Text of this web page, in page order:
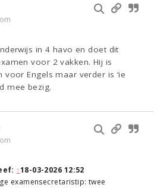
in 4 havo en doet dit
voor 2 vakken. Hij is
Engels maar verder is ‘ie
mee bezig.
↑18-03-2026 12:52
examensecretaristip: twee